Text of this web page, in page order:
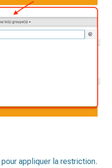
pour appliquer la restriction.